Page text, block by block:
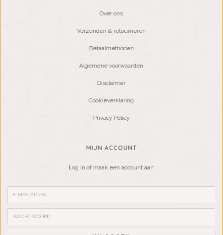
Over ons
Verzenden & retourneren
Betaalmethoden
Algemene voorwaarden
Disclaimer
Cookieverklaring
Privacy Policy
MIJN ACCOUNT
Log in of maak een account aan